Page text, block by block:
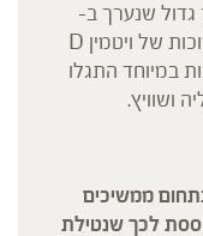
שנערך ב-
20 מדינות באירופה, בו זוהו רמות נמוכות של ויטמין D
במיוחד התגלו
ושוויץ.
ממשיכים
לכך שנטילת